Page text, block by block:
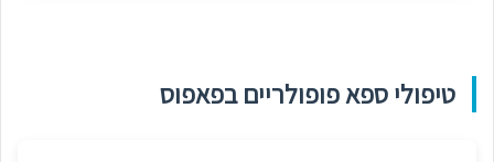
טיפולי ספא פופולריים בפאפוס